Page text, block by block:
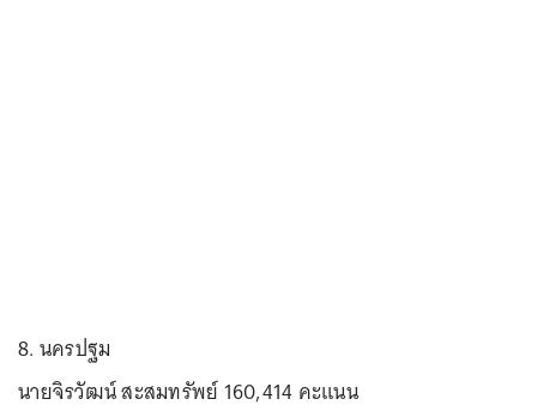
8. นครปฐม
นายจิรวัฒน์ สะสมทรัพย์ 160,414 คะแนน